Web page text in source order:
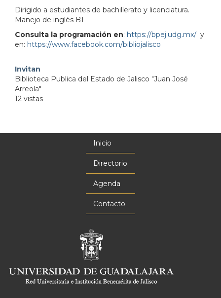
Dirigido a estudiantes de bachillerato y licenciatura.
Manejo de inglés B1
Consulta la programación en: https://bpej.udg.mx/ y
en: https://www.facebook.com/bibliojalisco
Invitan
Biblioteca Publica del Estado de Jalisco "Juan José
Arreola"
12 vistas
Inicio
Directorio
Agenda
Contacto